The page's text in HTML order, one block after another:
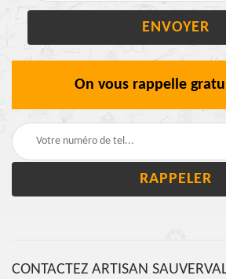
On vous rappelle
CONTACTEZ ARTISAN